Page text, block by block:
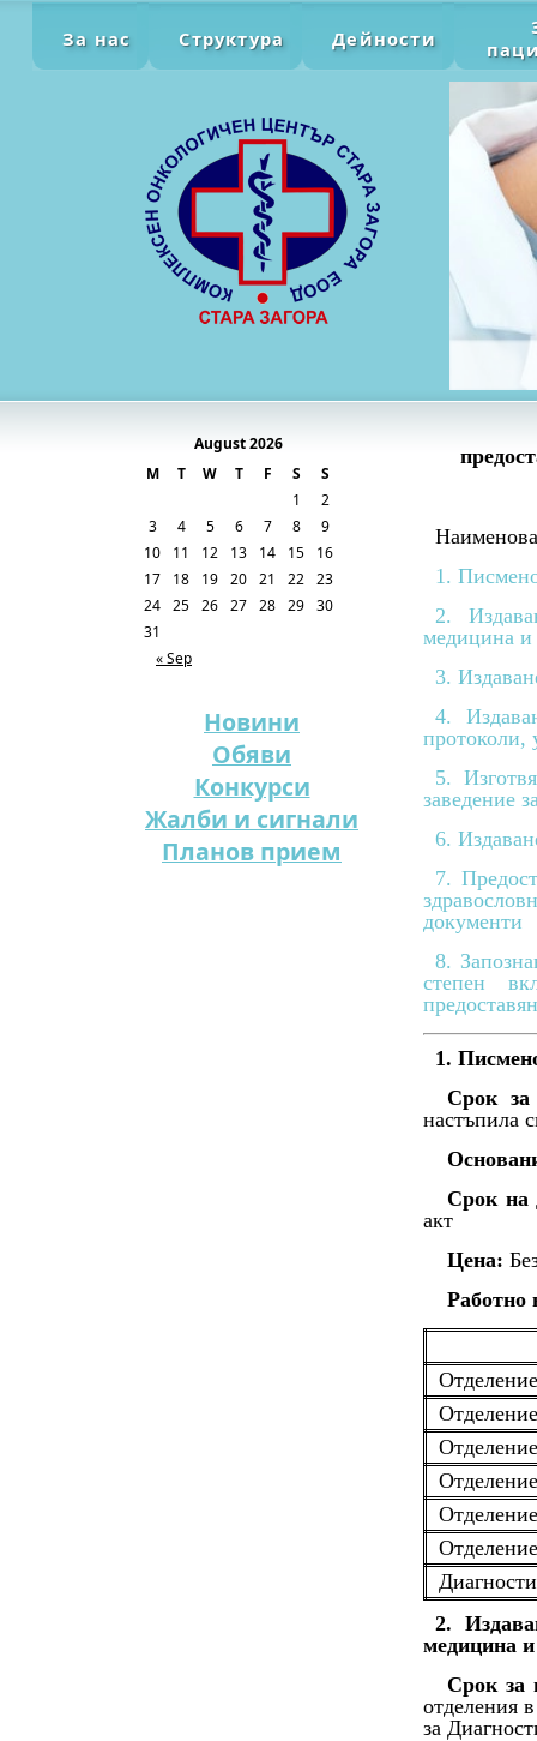
За нас Структура Дейности
August 2026
M
T W T F S S
« Sep
1
2
3
4 5 6 7 8
9
10
11 12 13 14 15
16
17
18 19 20 21 22 23
24 25 26 27 28 29 30
31
Новини
Обяви
Конкурси
Жалби и сигнали
Планов прием
1.
2.
медицина
3.
4.
протоколи,
5.
заведение
6.
7.
документи
8.
степен
1.
Срок за
настъпила
Срок на
акт
Цена:
Работно
2.
медицина
Срок за
отделения
за